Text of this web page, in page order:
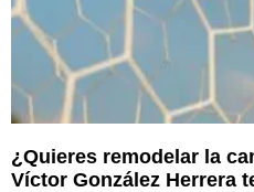
¿Quieres remodelar la
Víctor González Herrera